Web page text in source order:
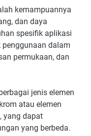
kemampuannya
dan daya
spesifik aplikasi
dalam
permukaan, dan
jenis elemen
atau elemen
yang dapat
yang berbeda.